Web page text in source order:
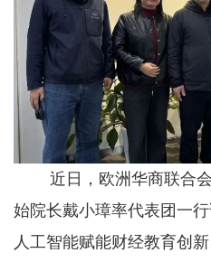
近日，欧洲华商联合会
始院长戴小璋率代表团一
人工智能赋能财经教育创